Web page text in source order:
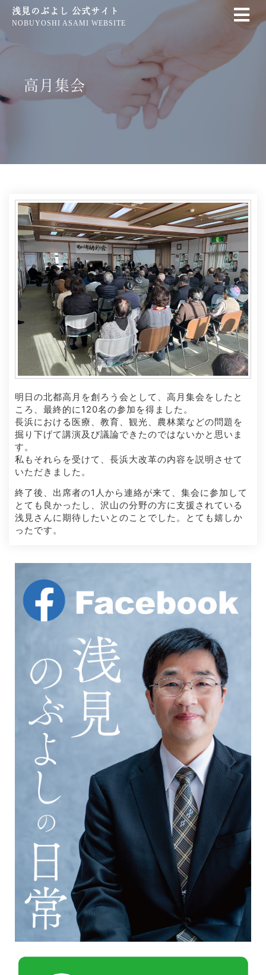
浅見のぶよし 公式サイト
NOBUYOSHI ASAMI WEBSITE
高月集会
明日の北都高月を創ろう会として、高月集会をしたと
ころ、最終的に120名の参加を得ました。
長浜における医療、教育、観光、農林業などの問題を
掘り下げて講演及び議論できたのではないかと思いま
す。
私もそれらを受けて、長浜大改革の内容を説明させて
いただきました。
終了後、出席者の1人から連絡が来て、集会に参加して
とても良かったし、沢山の分野の方に支援されている
浅見さんに期待したいとのことでした。とても嬉しか
ったです。